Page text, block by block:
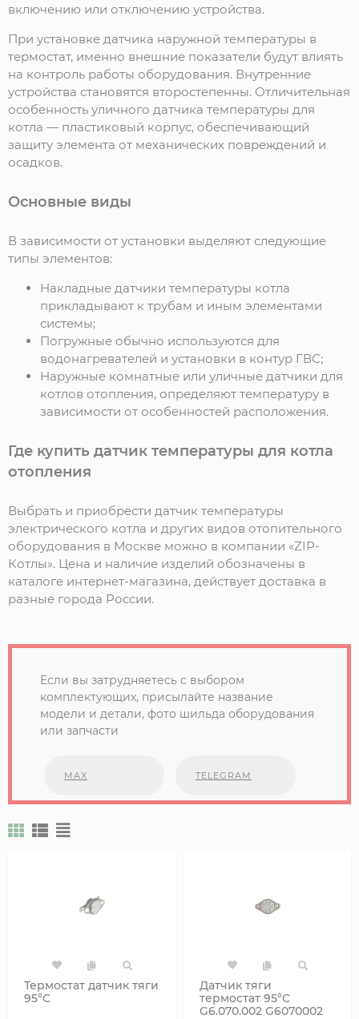
включению или отключению устройства.
При установке датчика наружной температуры в
термостат, именно внешние показатели будут влиять
на контроль работы оборудования. Внутренние
устройства становятся второстепенны. Отличительная
особенность уличного датчика температуры для
котла — пластиковый корпус, обеспечивающий
защиту элемента от механических повреждений и
осадков.
Основные виды
В зависимости от установки выделяют следующие
типы элементов:
Накладные датчики температуры котла
прикладывают к трубам и иным элементами
системы;
Погружные обычно используются для
водонагревателей и установки в контур ГВС;
Наружные комнатные или уличные датчики для
котлов отопления, определяют температуру в
зависимости от особенностей расположения.
Где купить датчик температуры для котла
отопления
Выбрать и приобрести датчик температуры
электрического котла и других видов отопительного
оборудования в Москве можно в компании «ZIP-
Котлы». Цена и наличие изделий обозначены в
каталоге интернет-магазина, действует доставка в
разные города России.
Если вы затрудняетесь с выбором
комплектующих, присылайте название
модели и детали, фото шильда оборудования
или запчасти
MAX TELEGRAM
Термостат датчик тяги
95°C
Датчик тяги
термостат 95°C
G6.070.002 G6070002